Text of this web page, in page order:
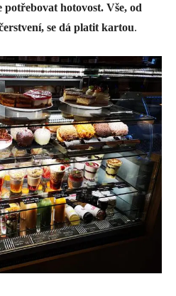
hotovost. Vše, od
se dá platit kartou.